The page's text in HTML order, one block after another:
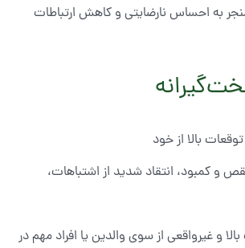
به احساس نارضایتی و کاهش ارتباطات
بالا از خود
و کمبود، انتقاد شدید از اشتباهات،
و غیرواقعی از سوی والدین یا افراد مهم در